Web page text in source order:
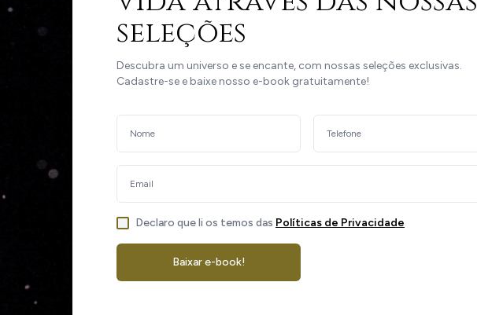
seleções
Descubra um universo e se encante, com nossas seleções exclusivas.
Cadastre-se e baixe nosso e-book gratuitamente!
Declaro que li os temos das Políticas de Privacidade
Baixar e-book!